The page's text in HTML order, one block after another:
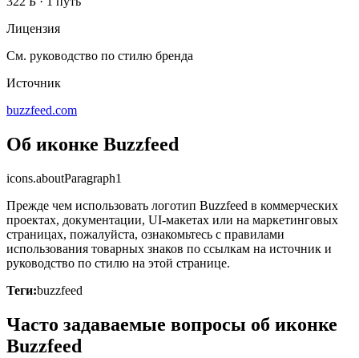
Лицензия
См. руководство по стилю бренда
Источник
buzzfeed.com
Об иконке Buzzfeed
icons.aboutParagraph1
Прежде чем использовать логотип Buzzfeed в коммерческих
проектах, документации, UI-макетах или на маркетинговых
страницах, пожалуйста, ознакомьтесь с правилами
использования товарных знаков по ссылкам на источник и
руководство по стилю на этой странице.
Теги:buzzfeed
Часто задаваемые вопросы об иконке
Buzzfeed